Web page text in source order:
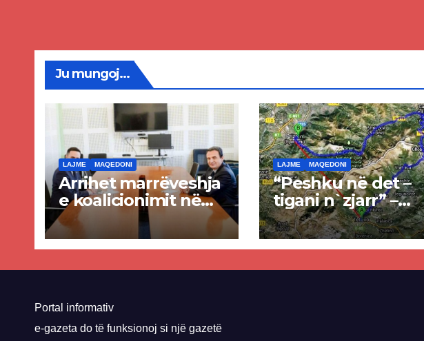
Ju mungoj...
LAJME MAQEDONI
Arrihet marrëveshja
e koalicionimit në
parim mes Kurtit
dhe Abdixhikut
LAJME MAQEDONI
“Peshku në det –
tigani n`zjarr” –
Ende pa u kryer
projekti i tunelit,
komuna e Tetovës
nis punimet për
Portal informativ
e-gazeta do të funksionoj si një gazetë